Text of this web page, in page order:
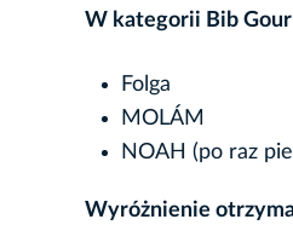
W kategorii Bib
Folga
MOLÁM
NOAH (po raz
Wyróżnienie